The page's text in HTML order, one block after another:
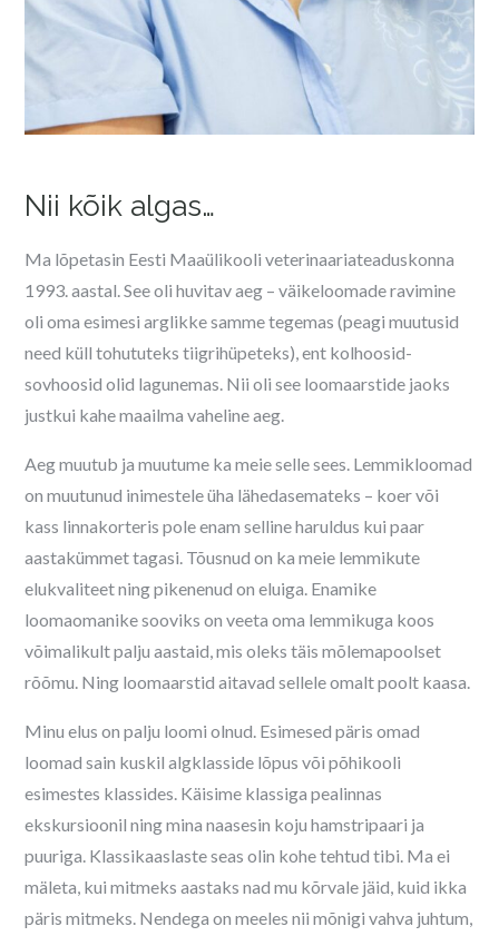
Nii kõik algas…
Ma lõpetasin Eesti Maaülikooli veterinaariateaduskonna
1993. aastal. See oli huvitav aeg – väikeloomade ravimine
oli oma esimesi arglikke samme tegemas (peagi muutusid
need küll tohututeks tiigrihüpeteks), ent kolhoosid-
sovhoosid olid lagunemas. Nii oli see loomaarstide jaoks
justkui kahe maailma vaheline aeg.
Aeg muutub ja muutume ka meie selle sees. Lemmikloomad
on muutunud inimestele üha lähedasemateks – koer või
kass linnakorteris pole enam selline haruldus kui paar
aastakümmet tagasi. Tõusnud on ka meie lemmikute
elukvaliteet ning pikenenud on eluiga. Enamike
loomaomanike sooviks on veeta oma lemmikuga koos
võimalikult palju aastaid, mis oleks täis mõlemapoolset
rõõmu. Ning loomaarstid aitavad sellele omalt poolt kaasa.
Minu elus on palju loomi olnud. Esimesed päris omad
loomad sain kuskil algklasside lõpus või põhikooli
esimestes klassides. Käisime klassiga pealinnas
ekskursioonil ning mina naasesin koju hamstripaari ja
puuriga. Klassikaaslaste seas olin kohe tehtud tibi. Ma ei
mäleta, kui mitmeks aastaks nad mu kõrvale jäid, kuid ikka
päris mitmeks. Nendega on meeles nii mõnigi vahva juhtum,